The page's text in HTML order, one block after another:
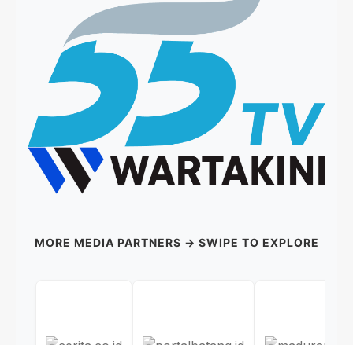
MORE MEDIA PARTNERS → SWIPE TO EXPLORE